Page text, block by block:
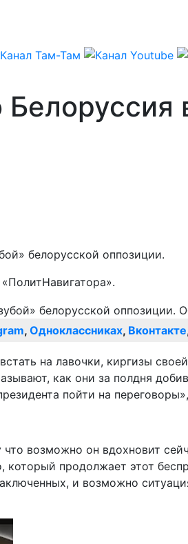
белорусской оппозиции.
, Одноклассниках, Вконтакте
на лавочки, киргизы
как они за полдня
пойти на
возможно он вдохновит
продолжает этот
и возможно